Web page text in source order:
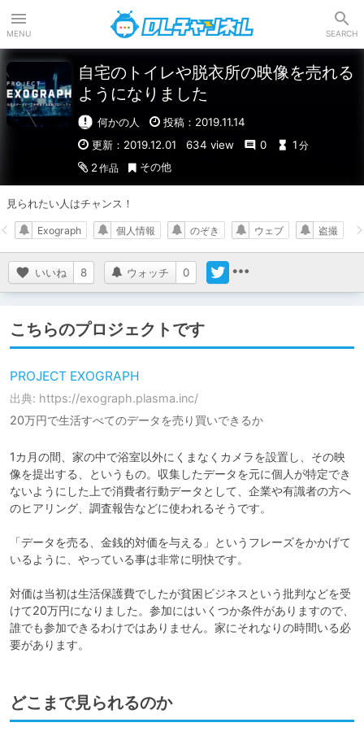
MENU SEARCH
自宅のトイレや脱衣所の映像を売れる
ようになりました
何かの人
投稿：2019.11.14
更新：2019.12.01
634 view 0 1 分
2 作品 その他
見られたい人はチャンス！
いいね 8 ウォッチ 0
Exograph 個人情報 のぞき ウェブ 盗撮
こちらのプロジェクトです
PROJECT EXOGRAPH
出典: https://exograph.plasma.inc/
20万円で生活すべてのデータを売り買いできるか
1カ月の間、家の中で浴室以外にくまなくカメラを設置し、その映
像を提出する、というもの。収集したデータを元に個人が特定でき
ないようにした上で消費者行動データとして、企業や有識者の方へ
のヒアリング、調査報告などに使われるそうです。
「データを売る、金銭的対価を与える」というフレーズをかかげて
いるように、やっている事は非常に明快です。
対価は当初は生活保護費でしたが貧困ビジネスという批判などを受
けて20万円になりました。参加にはいくつか条件がありますので、
誰でも参加できるわけではありません。家にそれなりの時間いる必
要があります。
どこまで見られるのか